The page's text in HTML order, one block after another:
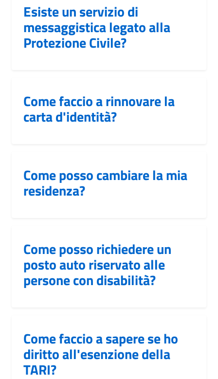
Esiste un servizio di
messaggistica legato alla
Protezione Civile?
Come faccio a rinnovare la
carta d'identità?
Come posso cambiare la mia
residenza?
Come posso richiedere un
posto auto riservato alle
persone con disabilità?
Come faccio a sapere se ho
diritto all'esenzione della
TARI?